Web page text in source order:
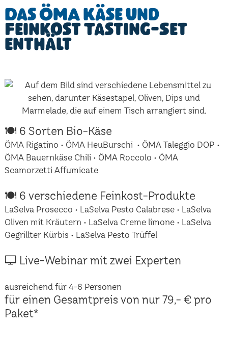
Das ÖMA Käse und
Feinkost Tasting-Set
enthält
🍽 6 Sorten Bio-Käse
ÖMA Rigatino • ÖMA HeuBurschi • ÖMA Taleggio DOP •
ÖMA Bauernkäse Chili • ÖMA Roccolo • ÖMA
Scamorzetti Affumicate
🍽 6 verschiedene Feinkost-Produkte
LaSelva Prosecco • LaSelva Pesto Calabrese • LaSelva
Oliven mit Kräutern • LaSelva Creme limone • LaSelva
Gegrillter Kürbis • LaSelva Pesto Trüffel
🖵 Live-Webinar mit zwei Experten
ausreichend für 4-6 Personen
für einen Gesamtpreis von nur 79,- € pro
Paket*